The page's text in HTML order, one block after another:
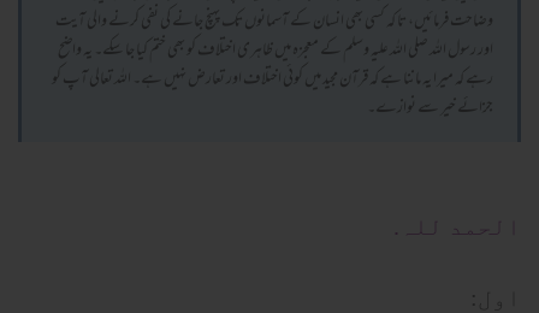
وضاحت فرمائیں، تا کہ کسی بھی انسان کے آسمانوں تک پہنچ جانے کی نفی کرنے والی آیت
اور رسول اللہ صلی اللہ علیہ وسلم کے معجزہ میں ظاہری اختلاف کو بھی ختم کیا جا سکے۔ یہ واضح
رہے کہ میرا یہ ماننا ہے کہ قرآن مجید میں کوئی اختلاف اور تعارض نہیں ہے۔ اللہ تعالی آپ کو
جزائے خیر سے نوازے۔
الحمد للہ.
اول: